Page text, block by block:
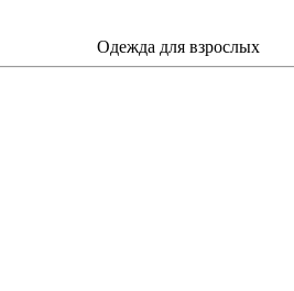
Одежда для взрослых